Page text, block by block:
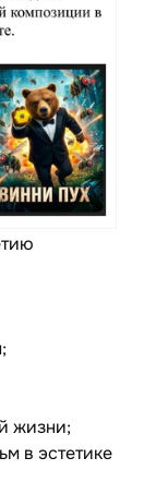
жизни;
в эстетике